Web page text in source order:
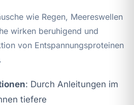
wie Regen, Meereswellen
wirken beruhigend und
von Entspannungsproteinen
: Durch Anleitungen im
tiefere